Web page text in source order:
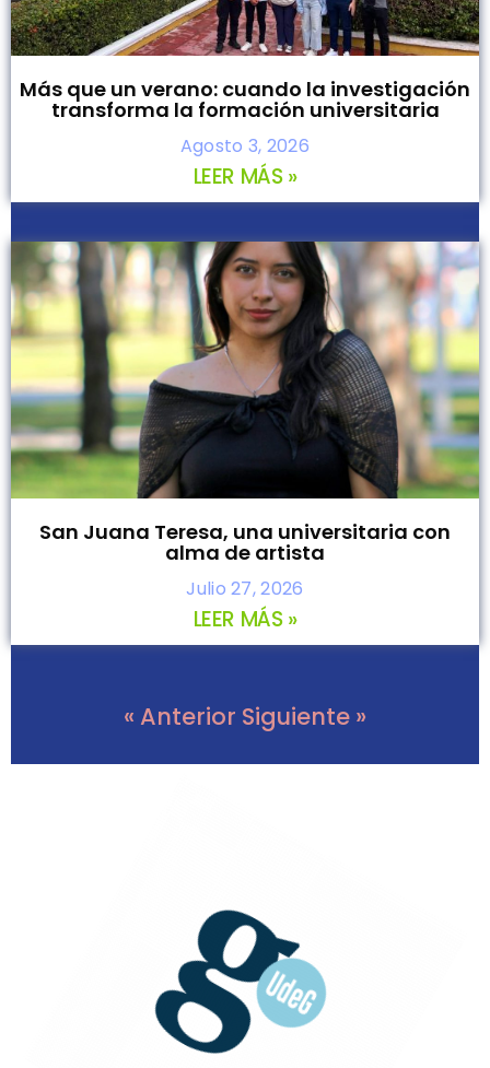
Más que un verano: cuando la investigación
transforma la formación universitaria
Agosto 3, 2026
LEER MÁS »
San Juana Teresa, una universitaria con
alma de artista
Julio 27, 2026
LEER MÁS »
« Anterior Siguiente »